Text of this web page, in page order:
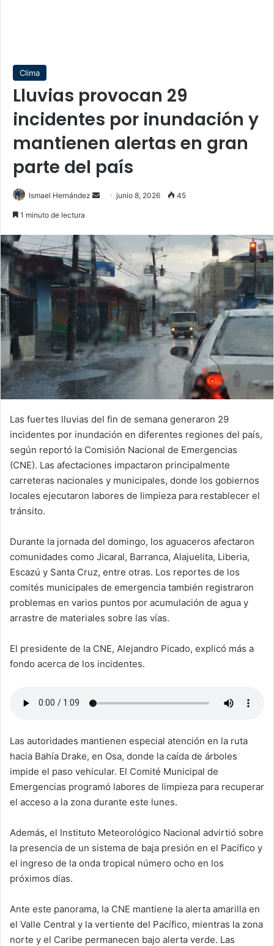
Clima
Lluvias provocan 29
incidentes por inundación y
mantienen alertas en gran
parte del país
Ismael Hernández
Sendjunio 8, 2026 45
1 minuto de lectura
Las fuertes lluvias del fin de semana generaron 29
incidentes por inundación en diferentes regiones del país,
según reportó la Comisión Nacional de Emergencias
(CNE). Las afectaciones impactaron principalmente
carreteras nacionales y municipales, donde los gobiernos
locales ejecutaron labores de limpieza para restablecer el
tránsito.
Durante la jornada del domingo, los aguaceros afectaron
comunidades como Jicaral, Barranca, Alajuelita, Liberia,
Escazú y Santa Cruz, entre otras. Los reportes de los
comités municipales de emergencia también registraron
problemas en varios puntos por acumulación de agua y
arrastre de materiales sobre las vías.
El presidente de la CNE, Alejandro Picado, explicó más a
fondo acerca de los incidentes.
Las autoridades mantienen especial atención en la ruta
hacia Bahía Drake, en Osa, donde la caída de árboles
impide el paso vehicular. El Comité Municipal de
Emergencias programó labores de limpieza para recuperar
el acceso a la zona durante este lunes.
Además, el Instituto Meteorológico Nacional advirtió sobre
la presencia de un sistema de baja presión en el Pacífico y
el ingreso de la onda tropical número ocho en los
próximos días.
Ante este panorama, la CNE mantiene la alerta amarilla en
el Valle Central y la vertiente del Pacífico, mientras la zona
norte y el Caribe permanecen bajo alerta verde. Las